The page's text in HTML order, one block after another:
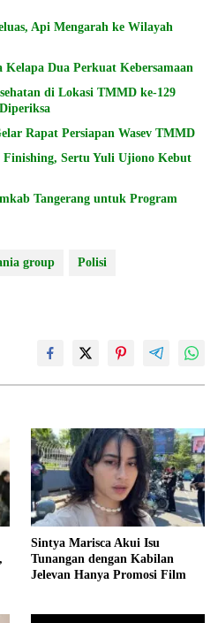
Api Mengarah ke Wilayah
Dua Perkuat Kebersamaan
di Lokasi TMMD ke-129
Rapat Persiapan Wasev TMMD
Sertu Yuli Ujiono Kebut
Tangerang untuk Program
group Polisi
Sintya Marisca Akui Isu
Tunangan dengan Kabilan
Jelevan Hanya Promosi Film